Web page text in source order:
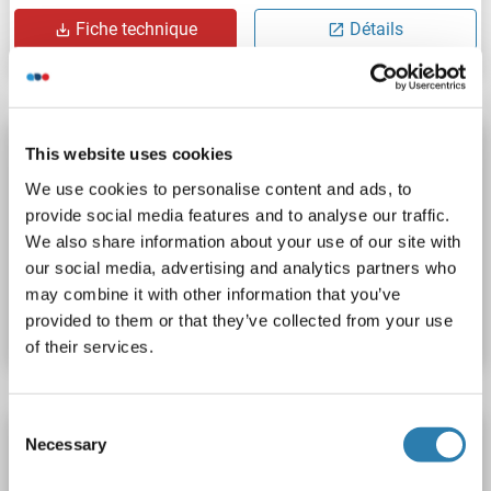
This website uses cookies
We use cookies to personalise content and ads, to
provide social media features and to analyse our traffic.
We also share information about your use of our site with
our social media, advertising and analytics partners who
may combine it with other information that you’ve
provided to them or that they’ve collected from your use
of their services.
Selection
Necessary
Fiche technique Détails
FLIP Kit ELISA
CFLAR Reactivité: Souris Colorimetric
Sandwich ELISA
78 pg/mL - 5000 pg/mL
Plasma, Serum
N° du produit ABIN6213279
Fiche technique Détails
FLIP Kit ELISA